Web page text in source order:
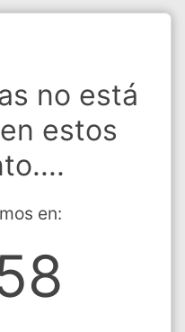
no está
estos
en: